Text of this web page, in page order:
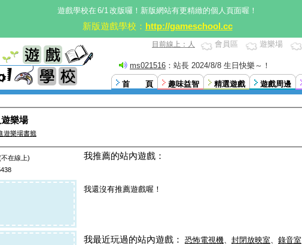
遊戲學校在 6/1改版囉！新版網站有更精緻的個人頁面喔！
新版遊戲學校： http://gameschool.cc
目前線上：人 會員區 遊樂場
ms021516 ：站長 2024/8/8 生日快樂～！
首 頁 趣味益智 精選遊戲 遊戲周邊
樂場
遊樂場書籤
不在線上)
我推薦的站內遊戲：
我還沒有推薦遊戲喔！
我最近玩過的站內遊戲： 恐怖電視機 封閉放映室 錄音室